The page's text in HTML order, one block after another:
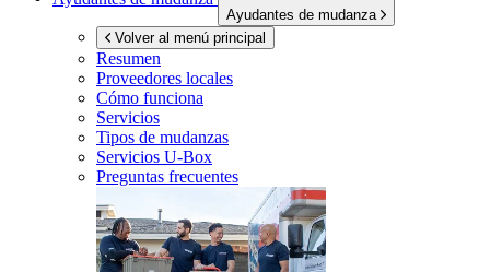
Ayudantes de mudanza
Volver al menú principal
Resumen
Proveedores locales
Cómo funciona
Servicios
Tipos de mudanzas
Servicios U-Box
Preguntas frecuentes